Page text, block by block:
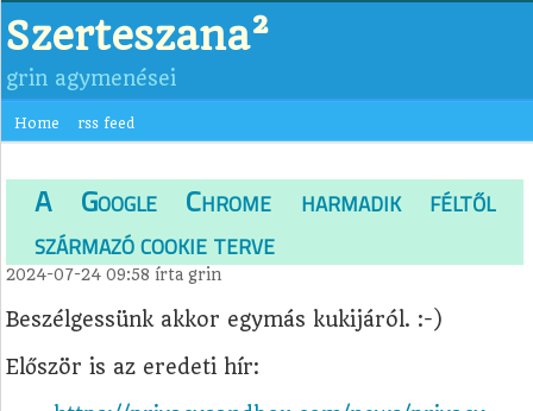
Szerteszana²
grin agymenései
Home rss feed
A Google Chrome harmadik féltől
származó cookie terve
2024-07-24 09:58 írtagrin
Beszélgessünk akkor egymás kukijáról. :-)
Először is az eredeti hír: